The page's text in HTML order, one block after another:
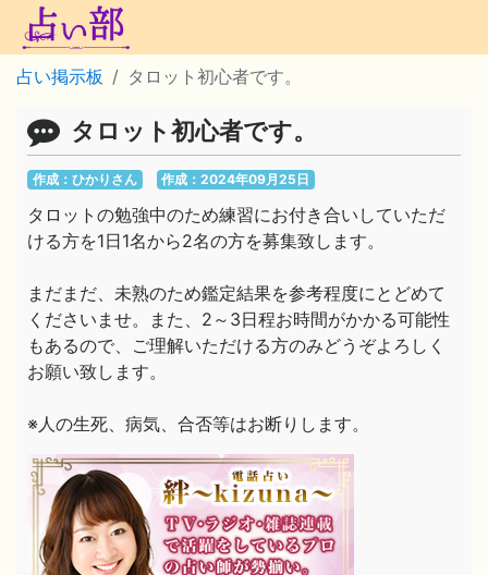
占い掲示板 タロット初心者です。
タロット初心者です。
作成：ひかりさん 作成：2024年09月25日
タロットの勉強中のため練習にお付き合いしていただ
ける方を1日1名から2名の方を募集致します。
まだまだ、未熟のため鑑定結果を参考程度にとどめて
くださいませ。また、2～3日程お時間がかかる可能性
もあるので、ご理解いただける方のみどうぞよろしく
お願い致します。
※人の生死、病気、合否等はお断りします。